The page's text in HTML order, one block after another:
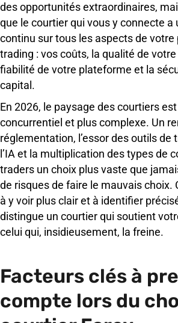
des opportunités extraordinaires,
que le courtier qui vous y connecte
continu sur tous les aspects de
trading : vos coûts, la qualité de
fiabilité de votre plateforme et la
capital.
En 2026, le paysage des courtiers
concurrentiel et plus complexe. Un
réglementation, l’essor des outils de
l’IA et la multiplication des types de
traders un choix plus vaste que
de risques de faire le mauvais choix.
à y voir plus clair et à identifier
distingue un courtier qui soutient
celui qui, insidieusement, la freine.
Facteurs clés à
compte lors du